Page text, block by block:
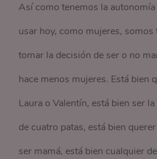
Así como tenemos la
usar hoy, como mujeres,
tomar la decisión de ser o no
hace menos mujeres. Está bien
Laura o Valentín, está bien ser
de cuatro patas, está bien
ser mamá, está bien cualquier